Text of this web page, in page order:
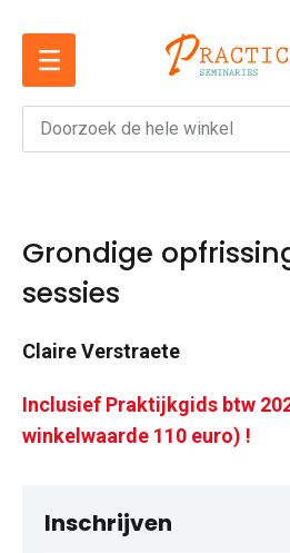
Ga
naar
inhoud
Grondige
sessies
Claire Verstraete
Inclusief Praktijkgids btw
winkelwaarde 110 euro) !
Inschrijven